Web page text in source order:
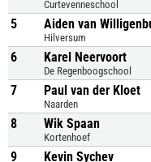
Curtevenneschool
5 Aiden van
Hilversum
6 Karel Neervoort
De Regenboogschool
7 Paul van der Kloet
Naarden
8 Wik Spaan
Kortenhoef
9 Kevin Sychev